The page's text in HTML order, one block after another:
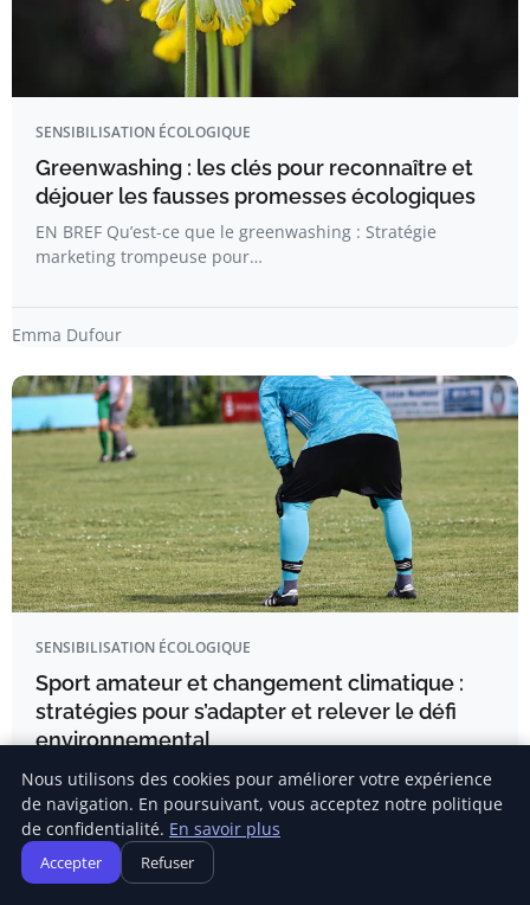
SENSIBILISATION ÉCOLOGIQUE
Greenwashing : les clés pour reconnaître et
déjouer les fausses promesses écologiques
EN BREF Qu’est-ce que le greenwashing : Stratégie
marketing trompeuse pour…
Emma Dufour
SENSIBILISATION ÉCOLOGIQUE
Sport amateur et changement climatique :
stratégies pour s’adapter et relever le défi
environnemental
EN BREF Impact du changement climatique sur le sport
amateur.
Kévin Girard
Nous utilisons des cookies pour améliorer votre expérience
de navigation. En poursuivant, vous acceptez notre politique
de confidentialité. En savoir plus
Accepter Refuser